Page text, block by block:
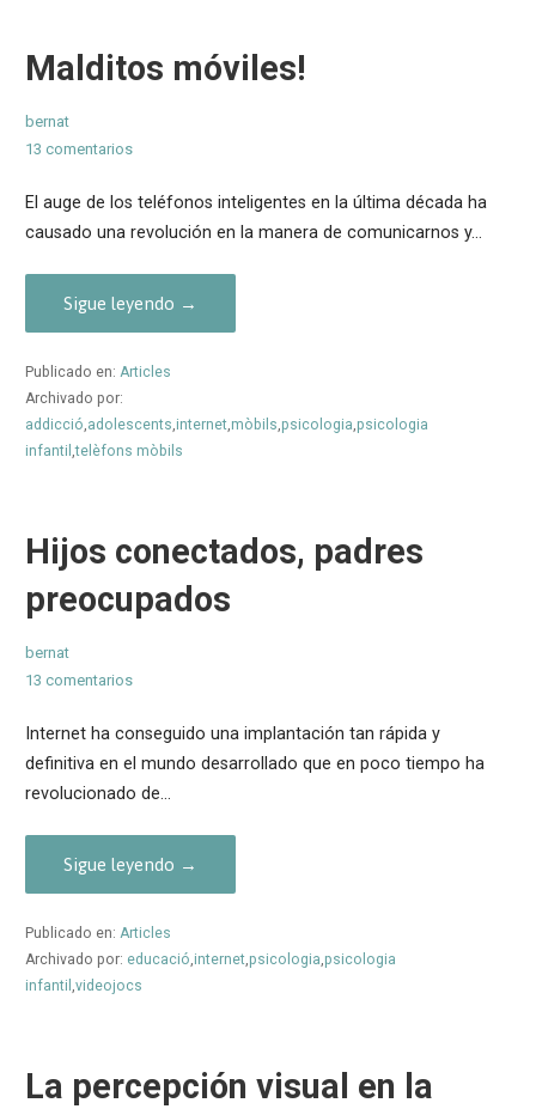
Malditos móviles!
bernat
13 comentarios
El auge de los teléfonos inteligentes en la última década ha
causado una revolución en la manera de comunicarnos y…
Sigue leyendo →
Publicado en: Articles
Archivado por:
addicció adolescents internet, mòbils psicologia psicologia
infantil ,telèfons mòbils
Hijos conectados, padres
preocupados
bernat
13 comentarios
Internet ha conseguido una implantación tan rápida y
definitiva en el mundo desarrollado que en poco tiempo ha
revolucionado de…
Sigue leyendo →
Publicado en: Articles
Archivado por: educació internet, psicologia psicologia
infantil videojocs
La percepción visual en la